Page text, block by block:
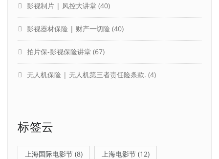
影视制片 | 风控大讲堂 (40)
影视器材保险 | 财产一切险 (40)
拍片保-影视保险讲堂 (67)
无人机保险 | 无人机第三者责任险条款. (4)
标签云
上海国际电影节 (8) 上海电影节 (12)